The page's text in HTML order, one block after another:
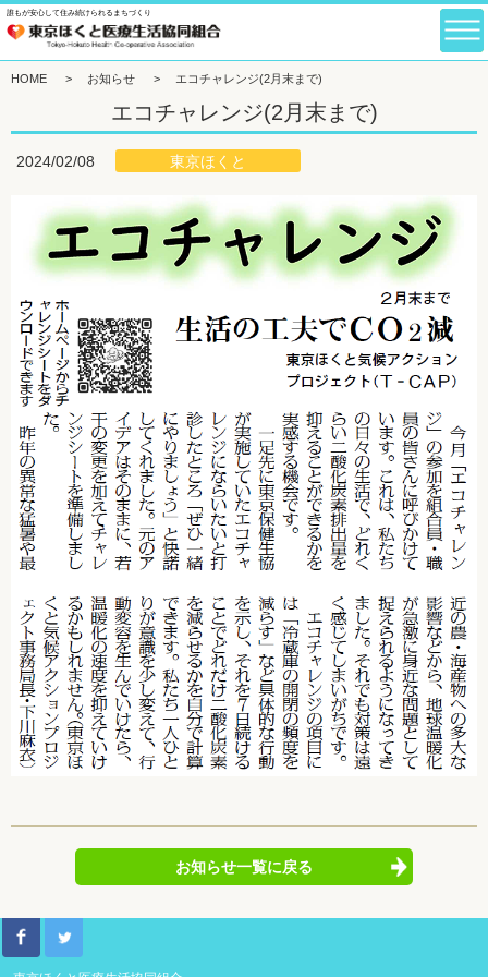
誰もが安心して住み続けられるまちづくり
HOME > お知らせ > エコチャレンジ(2月末まで)
エコチャレンジ(2月末まで)
2024/02/08 東京ほくと
お知らせ一覧に戻る